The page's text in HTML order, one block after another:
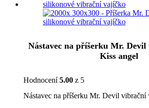
Nástavec na příšerku Mr.
Kiss angel
Hodnocení5.00 z 5
Nástavec na příšerku Mr. Devil vibrační